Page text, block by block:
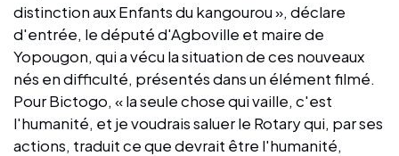
distinction aux Enfants du kangourou », déclare
d'entrée, le député d'Agboville et maire de
Yopougon, qui a vécu la situation de ces nouveaux
nés en difficulté, présentés dans un élément filmé.
Pour Bictogo, « la seule chose qui vaille, c'est
l'humanité, et je voudrais saluer le Rotary qui, par ses
actions, traduit ce que devrait être l'humanité,